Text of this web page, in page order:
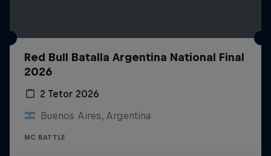
Red Bull Batalla Argentina National Final
2026
2 Tetor 2026
Buenos Aires, Argentina
MC BATTLE